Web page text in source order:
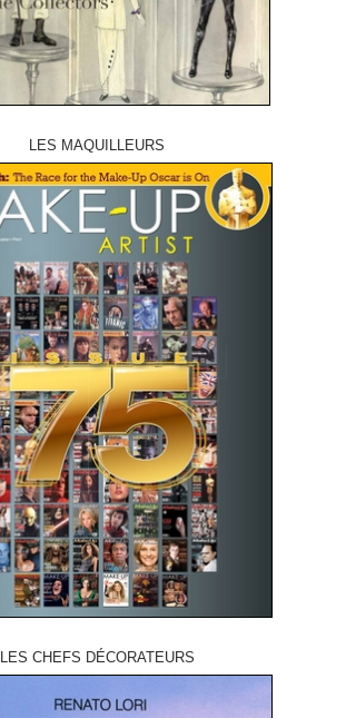
LES MAQUILLEURS
LES CHEFS DÉCORATEURS